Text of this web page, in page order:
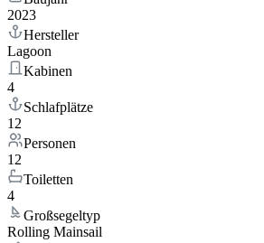
2023
Hersteller
Lagoon
Kabinen
4
Schlafplätze
12
Personen
12
Toiletten
4
Großsegeltyp
Rolling Mainsail